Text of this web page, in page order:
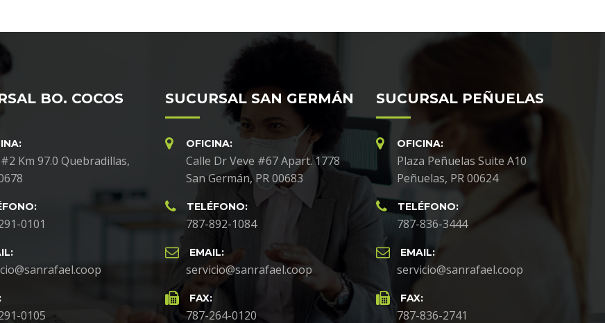
BO. COCOS
Km 97.0 Quebradillas,
0101
0105
SUCURSAL SAN GERMÁN
OFICINA:
Calle Dr Veve #67 Apart. 1778
San Germán, PR 00683
TELÉFONO:
787-892-1084
EMAIL:
servicio@sanrafael.coop
FAX:
787-264-0120
SUCURSAL PEÑUELAS
OFICINA:
Plaza Peñuelas Suite A10
Peñuelas, PR 00624
TELÉFONO:
787-836-3444
EMAIL:
servicio@sanrafael.coop
FAX:
787-836-2741